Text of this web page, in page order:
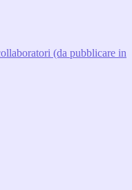
(da pubblicare in